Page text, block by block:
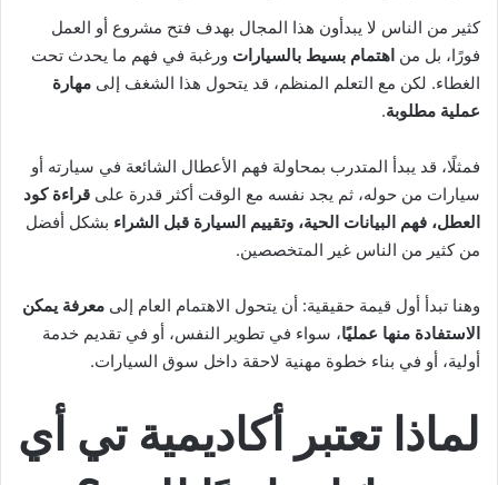
كثير من الناس لا يبدأون هذا المجال بهدف فتح مشروع أو العمل
فورًا، بل من اهتمام بسيط بالسيارات ورغبة في فهم ما يحدث تحت
الغطاء. لكن مع التعلم المنظم، قد يتحول هذا الشغف إلى مهارة
عملية مطلوبة.
فمثلًا، قد يبدأ المتدرب بمحاولة فهم الأعطال الشائعة في سيارته أو
سيارات من حوله، ثم يجد نفسه مع الوقت أكثر قدرة على قراءة كود
العطل، فهم البيانات الحية، وتقييم السيارة قبل الشراء بشكل أفضل
من كثير من الناس غير المتخصصين.
وهنا تبدأ أول قيمة حقيقية: أن يتحول الاهتمام العام إلى معرفة يمكن
الاستفادة منها عمليًا، سواء في تطوير النفس، أو في تقديم خدمة
أولية، أو في بناء خطوة مهنية لاحقة داخل سوق السيارات.
لماذا تعتبر أكاديمية تي أي